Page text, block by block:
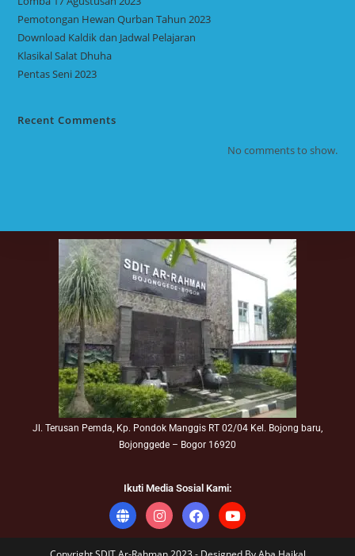
Pemotongan Hewan Qurban Tahun 2023
Download Kaldik dan Jadwal Pelajaran
Klasikal Salat Dhuha
Pentas Seni 2023
Recent Comments
No comments to show.
Jl. Terusan Pemda, Kp. Pondok Manggis RT 02/04 Kel. Bojong baru,
Bojonggede – Bogor 16920
Ikuti Media Sosial Kami: